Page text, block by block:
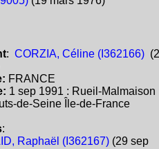
: CORZIA, Céline (I362166)
FRANCE
1 sep 1991 : Rueil-Malmaison
de-Seine Île-de-France
:
Raphaël (I362167)(29 sep